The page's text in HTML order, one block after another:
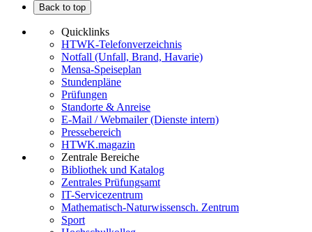
Back to top
Quicklinks
HTWK-Telefonverzeichnis
Notfall (Unfall, Brand, Havarie)
Mensa-Speiseplan
Stundenpläne
Prüfungen
Standorte & Anreise
E-Mail / Webmailer (Dienste intern)
Pressebereich
HTWK.magazin
Zentrale Bereiche
Bibliothek und Katalog
Zentrales Prüfungsamt
IT-Servicezentrum
Mathematisch-Naturwissensch. Zentrum
Sport